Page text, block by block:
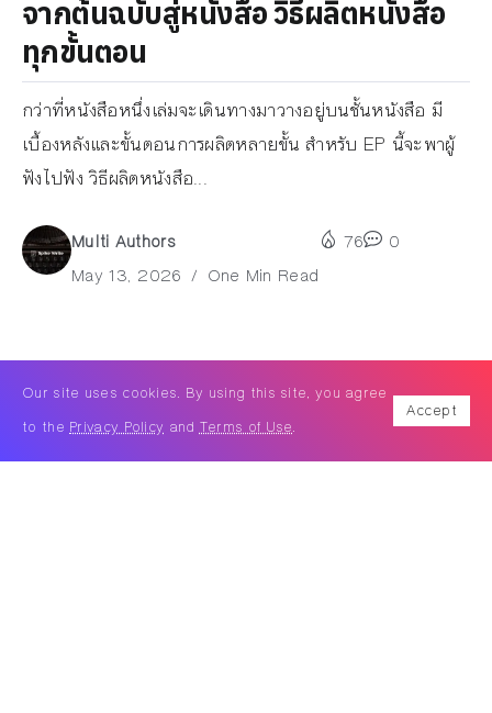
จากต้นฉบับสู่หนังสือ วิธีผลิตหนังสือ
ทุกขั้นตอน
กว่าที่หนังสือหนึ่งเล่มจะเดินทางมาวางอยู่บนชั้นหนังสือ มี
เบื้องหลังและขั้นตอนการผลิตหลายขั้น สำหรับ EP นี้จะพาผู้
ฟังไปฟัง วิธีผลิตหนังสือ...
Multi Authors
May 13, 2026
One Min Read
76 0
Our site uses cookies. By using this site, you agree
to the Privacy Policy andTerms of Use.
Accept